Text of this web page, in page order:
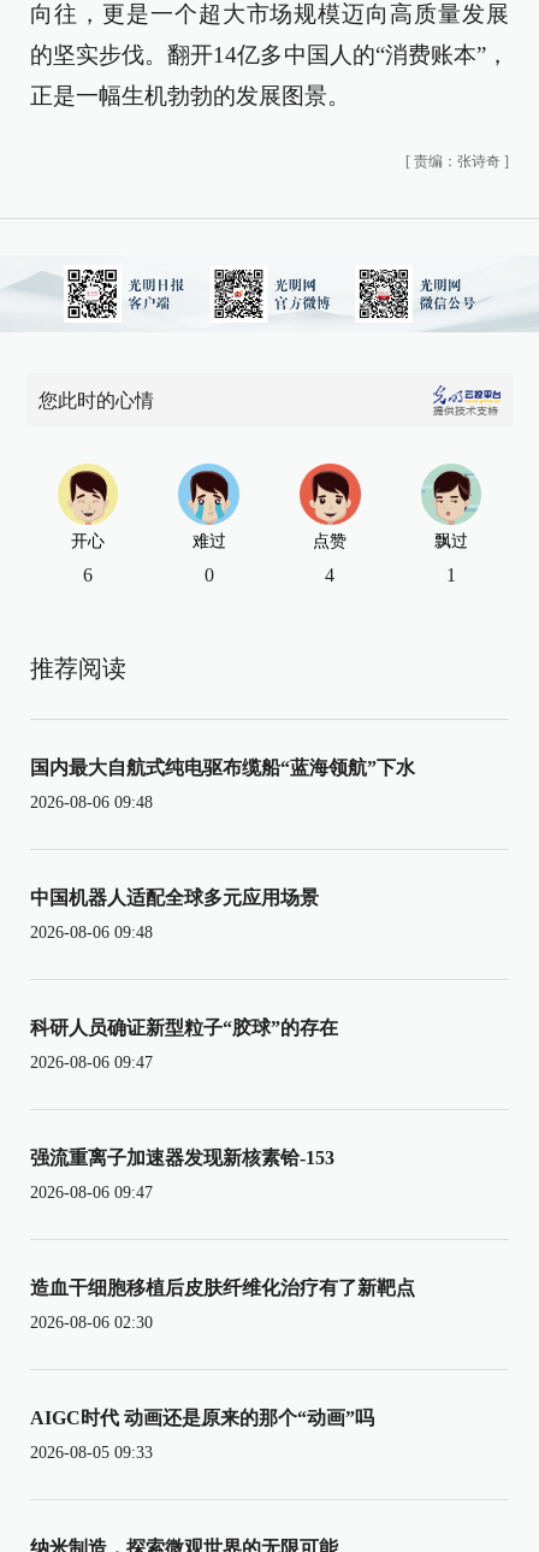
向往，更是一个超大市场规模迈向高质量发展
的坚实步伐。翻开14亿多中国人的“消费账本”，
正是一幅生机勃勃的发展图景。
[ 责编：张诗奇 ]
您此时的心情
开心
6
难过
0
点赞
4
飘过
1
推荐阅读
国内最大自航式纯电驱布缆船“蓝海领航”下水
2026-08-06 09:48
中国机器人适配全球多元应用场景
2026-08-06 09:48
科研人员确证新型粒子“胶球”的存在
2026-08-06 09:47
强流重离子加速器发现新核素铪-153
2026-08-06 09:47
造血干细胞移植后皮肤纤维化治疗有了新靶点
2026-08-06 02:30
AIGC时代 动画还是原来的那个“动画”吗
2026-08-05 09:33
纳米制造，探索微观世界的无限可能